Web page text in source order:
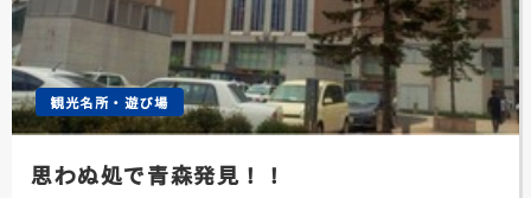
観光名所・遊び場
思わぬ処で青森発見！！